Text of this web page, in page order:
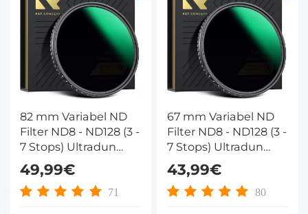
82 mm Variabel ND
Filter ND8 - ND128 (3 -
7 Stops) Ultradun
Variabel Gradiënt
Hydrofoob VND Filter
Met Hoge Resolutie
49,99€
71
67 mm Variabel ND
Filter ND8 - ND128 (3 -
7 Stops) Ultradun
Variabel Gradiënt
Hydrofoob VND Filter
Met Hoge Resolutie
43,99€
80